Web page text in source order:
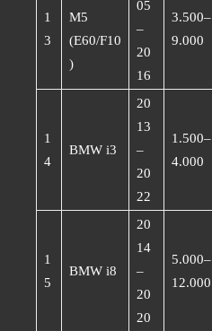
1
3
M5
(E60/F10
)
05
–
20
16
3.500–
9.000
1
4
BMW i3
20
13
–
20
22
1.500–
4.000
1
5
BMW i8
20
14
–
20
20
5.000–
12.000